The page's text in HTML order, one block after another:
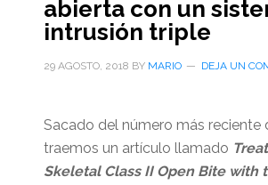
abierta con un
intrusión triple
29 AGOSTO, 2018 BY MARIO DEJA UN
Sacado del número más reciente
traemos un artículo llamado
Skeletal Class II Open Bite with